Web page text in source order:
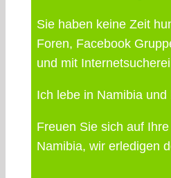
Sie haben keine Zeit
Foren, Facebook
und mit
Ich lebe in Namibia und
Freuen Sie sich auf
Namibia, wir erledigen